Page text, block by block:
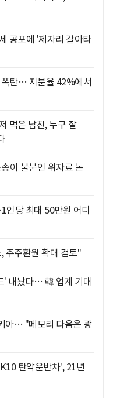
공포에 '제자리 갈아타
탄… 지분율 42%에서
먹은 남친, 누구 잘
이 불붙인 위자료 논
당 최대 50만원 어디
주주환원 확대 검토"
' 내놨다… 韓 업계 기대
아… "메모리 다음은 광
탄약운반차', 21년